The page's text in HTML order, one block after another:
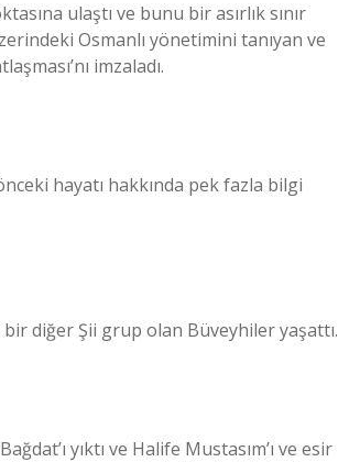
ulaştı ve bunu bir asırlık sınır
Osmanlı yönetimini tanıyan ve
imzaladı.
hayatı hakkında pek fazla bilgi
diğer Şii grup olan Büveyhiler yaşattı.
yıktı ve Halife Mustasım’ı ve esir